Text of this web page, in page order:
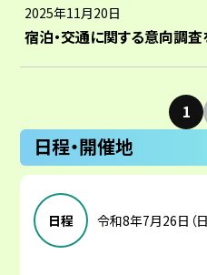
2025年11月20日
宿泊・交通に関する意向調査
1
日程・開催地
日程 令和8年7月26日（日